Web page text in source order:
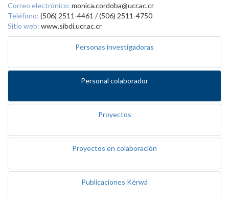
Correo electrónico: monica.cordoba@ucr.ac.cr
Teléfono: (506) 2511-4461 / (506) 2511-4750
Sitio web: www.sibdi.ucr.ac.cr
Personas investigadoras
Personal colaborador
Proyectos
Proyectos en colaboración
Publicaciones Kérwá